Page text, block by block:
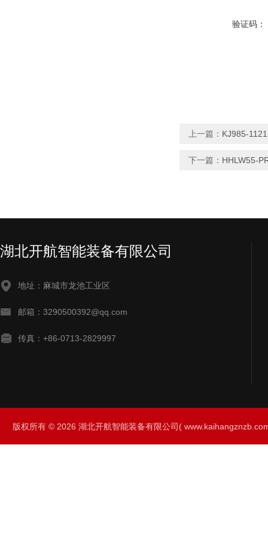
验证码：
上一篇： KJ985-
下一篇： HHLW55-
湖北开航智能装备有限公司
地址：麻城市龙池工业区
邮箱：3290500392@qq.com
传真：+86-0713-2829997
版权所有 © 2026 湖北开航智能装备有限公司(